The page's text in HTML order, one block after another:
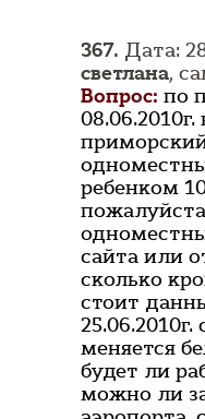
367. Дата:
светлана,
Вопрос: по
08.06.2010г.
ребенком
сайта или
сколько
стоит
25.06.2010г.
меняется
будет ли
можно ли